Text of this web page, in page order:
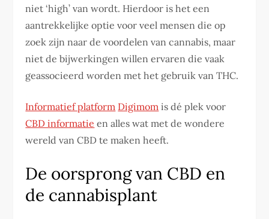
niet ‘high’ van wordt. Hierdoor is het een
aantrekkelijke optie voor veel mensen die op
zoek zijn naar de voordelen van cannabis, maar
niet de bijwerkingen willen ervaren die vaak
geassocieerd worden met het gebruik van THC.
Informatief platform Digimom is dé plek voor
CBD informatie en alles wat met de wondere
wereld van CBD te maken heeft.
De oorsprong van CBD en
de cannabisplant